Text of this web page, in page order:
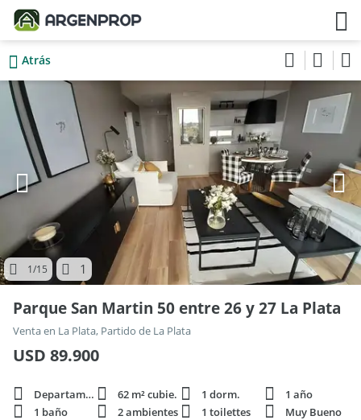
Atrás
1/15 1
Parque San Martin 50 entre 26 y 27 La Plata
Venta en La Plata, Partido de La Plata
USD 89.900
Departamento 62 m² cubie. 1 dorm.
1 año
1 baño
2 ambientes 1 toilettes
Muy Bueno